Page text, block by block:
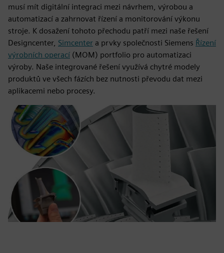
musí mít digitální integraci mezi návrhem, výrobou a
automatizací a zahrnovat řízení a monitorování výkonu
stroje. K dosažení tohoto přechodu patří mezi naše řešení
Designcenter, Simcenter a prvky společnosti Siemens Řízení
výrobních operací (MOM) portfolio pro automatizaci
výroby. Naše integrované řešení využívá chytré modely
produktů ve všech fázích bez nutnosti převodu dat mezi
aplikacemi nebo procesy.